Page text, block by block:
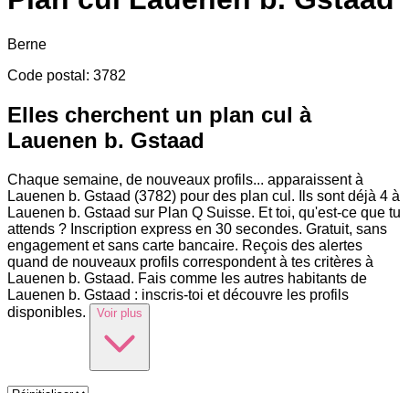
Berne
Code postal : 3782
Elles cherchent un plan cul à
Lauenen b. Gstaad
Chaque semaine, de nouveaux profils... apparaissent à
Lauenen b. Gstaad (3782) pour des plan cul. Ils sont déjà 4 à
Lauenen b. Gstaad sur Plan Q Suisse. Et toi, qu'est-ce que tu
attends ? Inscription express en 30 secondes. Gratuit, sans
engagement et sans carte bancaire. Reçois des alertes
quand de nouveaux profils correspondent à tes critères à
Lauenen b. Gstaad. Fais comme les autres habitants de
Lauenen b. Gstaad : inscris-toi et découvre les profils
disponibles.
Voir plus